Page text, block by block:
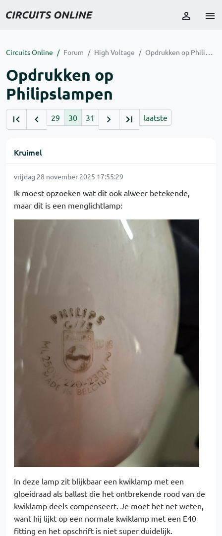
Circuits Online Forum High Voltage Opdrukken op Philipslampen
Opdrukken op
Philipslampen
29 30 31 laatste
Kruimel
vrijdag 28 november 2025 17:55:29
Ik moest opzoeken wat dit ook alweer betekende,
maar dit is een menglichtlamp:
In deze lamp zit blijkbaar een kwiklamp met een
gloeidraad als ballast die het ontbrekende rood van de
kwiklamp deels compenseert. Je moet het net weten,
want hij lijkt op een normale kwiklamp met een E40
fitting en het opschrift is niet super duidelijk.